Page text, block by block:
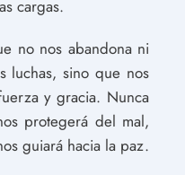
cargas.
no nos abandona ni
luchas, sino que nos
y gracia. Nunca
protegerá del mal,
guiará hacia la paz.